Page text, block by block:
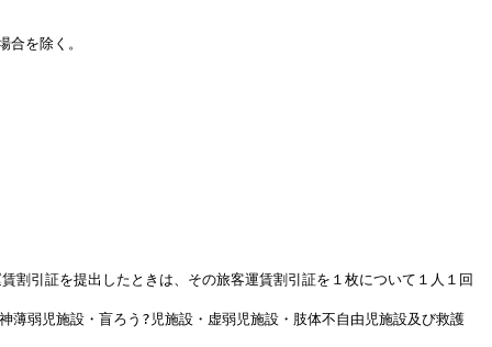
を除く。
割引証を提出したときは、その旅客運賃割引証を１枚について１人１回
弱児施設・盲ろう?児施設・虚弱児施設・肢体不自由児施設及び救護